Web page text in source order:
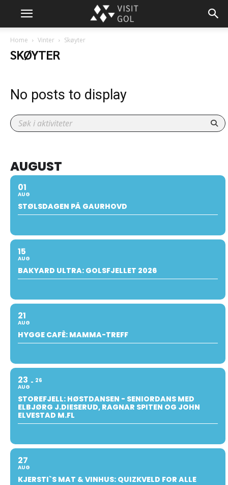
Home Vinter Skøyter
SKØYTER
No posts to display
AUGUST
01
AUG
STØLSDAGEN PÅ GAURHOVD
15
AUG
BAKYARD ULTRA: GOLSFJELLET 2026
21
AUG
HYGGE CAFÈ: MAMMA-TREFF
23
AUG
26
STOREFJELL: HØSTDANSEN - SENIORDANS MED
ELBJØRG J.DIESERUD, RAGNAR SPITEN OG JOHN
ELVESTAD M.FL
27
AUG
KJERSTI`S MAT & VINHUS: QUIZKVELD FOR ALLE